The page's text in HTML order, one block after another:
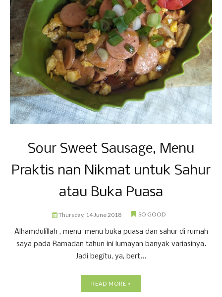
Sour Sweet Sausage, Menu
Praktis nan Nikmat untuk Sahur
atau Buka Puasa
Thursday, 14 June 2018 SO GOOD
Alhamdulillah , menu-menu buka puasa dan sahur di rumah
saya pada Ramadan tahun ini lumayan banyak variasinya.
Jadi begitu, ya, bert...
READ MORE »